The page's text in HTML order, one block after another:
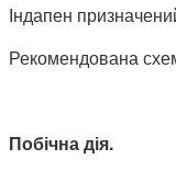
Індапен
Рекомендована
Побічна дія.